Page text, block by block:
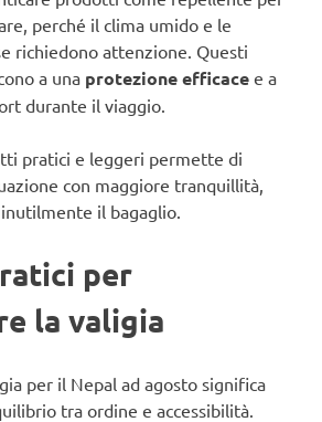
perché il clima umido e le
richiedono attenzione. Questi
a una protezione efficace e a
durante il viaggio.
pratici e leggeri permette di
con maggiore tranquillità,
il bagaglio.
per
la valigia
per il Nepal ad agosto significa
tra ordine e accessibilità.